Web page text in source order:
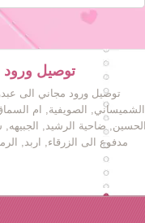
توصيل ورود
توصيل ورود مجاني الى
الشميساني, الصويفية, ام
ضاحية الرشيد,
مدفوع الى الزرقاء, اربد,